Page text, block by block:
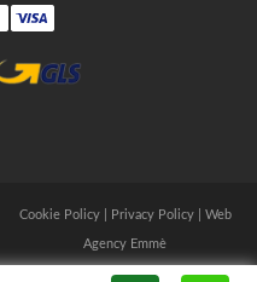
Cookie Policy| Privacy Policy| Web
Agency Emmè